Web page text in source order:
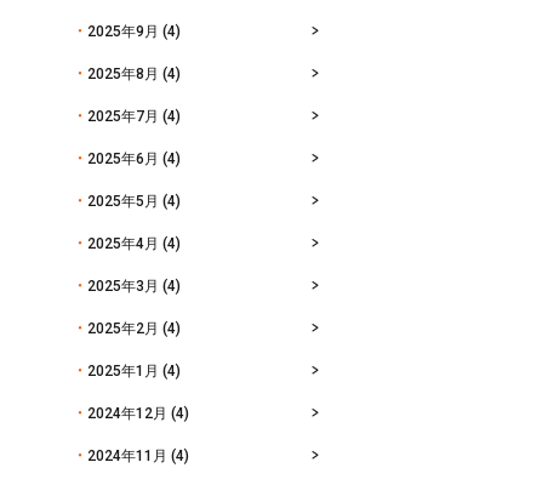
2025年9月 (4)
2025年8月 (4)
2025年7月 (4)
2025年6月 (4)
2025年5月 (4)
2025年4月 (4)
2025年3月 (4)
2025年2月 (4)
2025年1月 (4)
2024年12月 (4)
2024年11月 (4)